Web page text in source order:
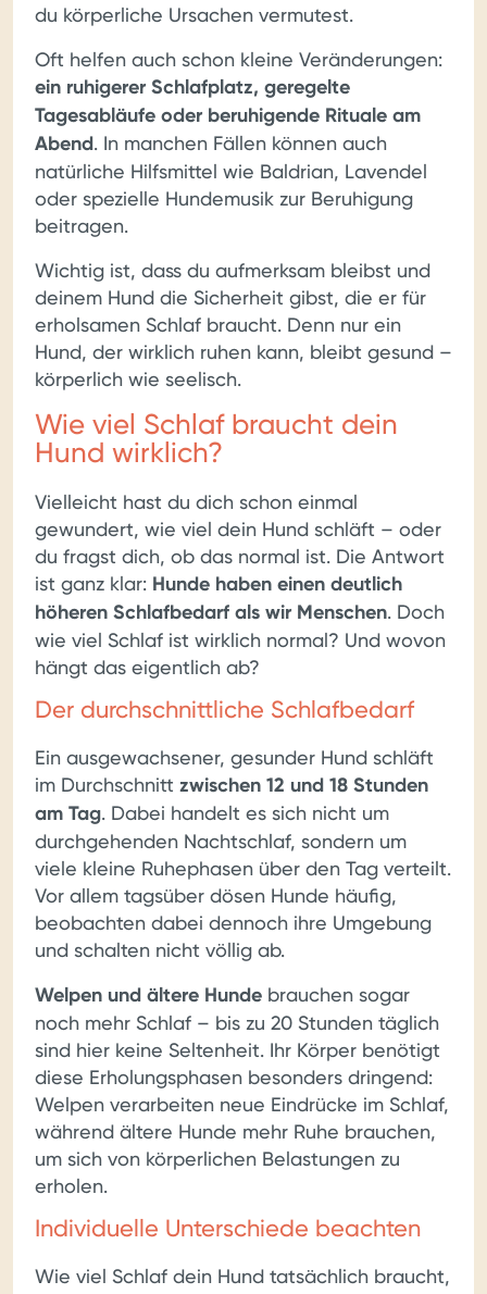
du körperliche Ursachen vermutest.
Oft helfen auch schon kleine Veränderungen:
ein ruhigerer Schlafplatz, geregelte
Tagesabläufe oder beruhigende Rituale am
Abend. In manchen Fällen können auch
natürliche Hilfsmittel wie Baldrian, Lavendel
oder spezielle Hundemusik zur Beruhigung
beitragen.
Wichtig ist, dass du aufmerksam bleibst und
deinem Hund die Sicherheit gibst, die er für
erholsamen Schlaf braucht. Denn nur ein
Hund, der wirklich ruhen kann, bleibt gesund –
körperlich wie seelisch.
Wie viel Schlaf braucht dein
Hund wirklich?
Vielleicht hast du dich schon einmal
gewundert, wie viel dein Hund schläft – oder
du fragst dich, ob das normal ist. Die Antwort
ist ganz klar: Hunde haben einen deutlich
höheren Schlafbedarf als wir Menschen. Doch
wie viel Schlaf ist wirklich normal? Und wovon
hängt das eigentlich ab?
Der durchschnittliche Schlafbedarf
Ein ausgewachsener, gesunder Hund schläft
im Durchschnitt zwischen 12 und 18 Stunden
am Tag. Dabei handelt es sich nicht um
durchgehenden Nachtschlaf, sondern um
viele kleine Ruhephasen über den Tag verteilt.
Vor allem tagsüber dösen Hunde häufig,
beobachten dabei dennoch ihre Umgebung
und schalten nicht völlig ab.
Welpen und ältere Hunde brauchen sogar
noch mehr Schlaf – bis zu 20 Stunden täglich
sind hier keine Seltenheit. Ihr Körper benötigt
diese Erholungsphasen besonders dringend:
Welpen verarbeiten neue Eindrücke im Schlaf,
während ältere Hunde mehr Ruhe brauchen,
um sich von körperlichen Belastungen zu
erholen.
Individuelle Unterschiede beachten
Wie viel Schlaf dein Hund tatsächlich braucht,